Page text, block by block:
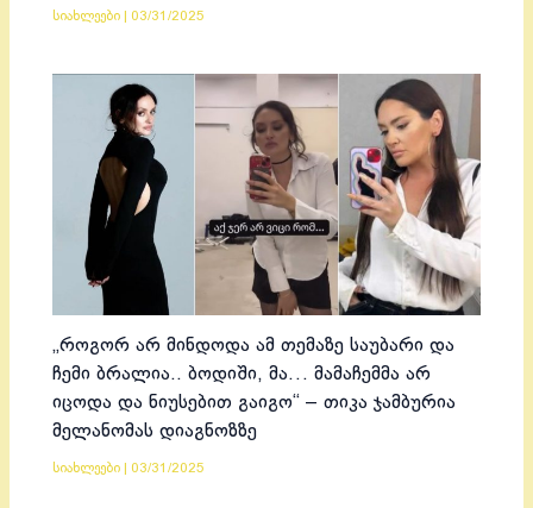
სიახლეები 03/31/2025
„როგორ არ მინდოდა ამ თემაზე საუბარი და
ჩემი ბრალია.. ბოდიში, მა… მამაჩემმა არ
იცოდა და ნიუსებით გაიგო“ – თიკა ჯამბურია
მელანომას დიაგნოზზე
სიახლეები 03/31/2025